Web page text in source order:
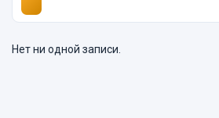
Нет ни одной записи.